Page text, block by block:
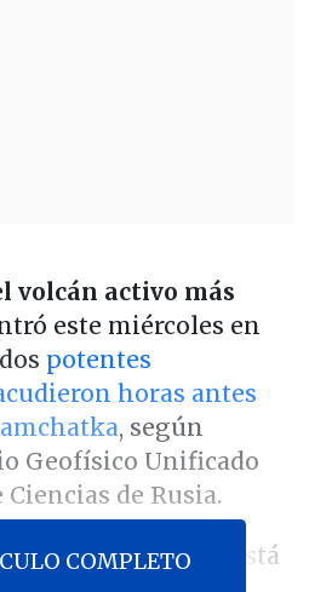
volcán activo más
este miércoles en
potentes
horas antes
, según
Geofísico Unificado
de Rusia.
el Kliuchevskói está
COMPLETO